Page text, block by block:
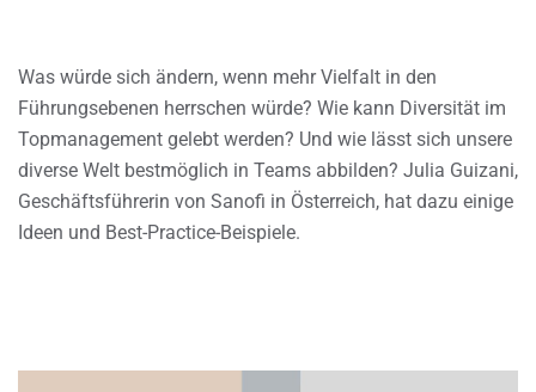
Was würde sich ändern, wenn mehr Vielfalt in den
Führungsebenen herrschen würde? Wie kann Diversität im
Topmanagement gelebt werden? Und wie lässt sich unsere
diverse Welt bestmöglich in Teams abbilden? Julia Guizani,
Geschäftsführerin von Sanofi in Österreich, hat dazu einige
Ideen und Best-Practice-Beispiele.